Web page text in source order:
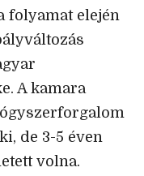
folyamat elején
A kamara
de 3-5 éven
volna.